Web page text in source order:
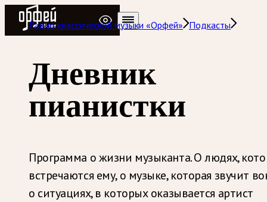
Радио Орфей
Радио классической музыки «Орфей» Подкасты
Дневник
пианистки
Программа о жизни музыканта. О людях,
встречаются ему, о музыке, которая звучит
о ситуациях, в которых оказывается артист